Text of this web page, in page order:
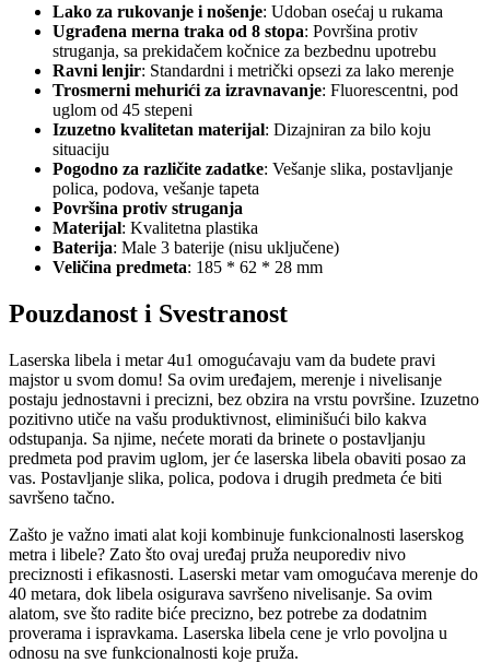
Lako za rukovanje i nošenje: Udoban osećaj u rukama
Ugrađena merna traka od 8 stopa: Površina protiv
struganja, sa prekidačem kočnice za bezbednu upotrebu
Ravni lenjir: Standardni i metrički opsezi za lako merenje
Trosmerni mehurići za izravnavanje: Fluorescentni, pod
uglom od 45 stepeni
Izuzetno kvalitetan materijal: Dizajniran za bilo koju
situaciju
Pogodno za različite zadatke: Vešanje slika, postavljanje
polica, podova, vešanje tapeta
Površina protiv struganja
Materijal: Kvalitetna plastika
Baterija: Male 3 baterije (nisu uključene)
Veličina predmeta: 185 * 62 * 28 mm
Pouzdanost i Svestranost
Laserska libela i metar 4u1 omogućavaju vam da budete pravi
majstor u svom domu! Sa ovim uređajem, merenje i nivelisanje
postaju jednostavni i precizni, bez obzira na vrstu površine. Izuzetno
pozitivno utiče na vašu produktivnost, eliminišući bilo kakva
odstupanja. Sa njime, nećete morati da brinete o postavljanju
predmeta pod pravim uglom, jer će laserska libela obaviti posao za
vas. Postavljanje slika, polica, podova i drugih predmeta će biti
savršeno tačno.
Zašto je važno imati alat koji kombinuje funkcionalnosti laserskog
metra i libele? Zato što ovaj uređaj pruža neuporediv nivo
preciznosti i efikasnosti. Laserski metar vam omogućava merenje do
40 metara, dok libela osigurava savršeno nivelisanje. Sa ovim
alatom, sve što radite biće precizno, bez potrebe za dodatnim
proverama i ispravkama. Laserska libela cene je vrlo povoljna u
odnosu na sve funkcionalnosti koje pruža.